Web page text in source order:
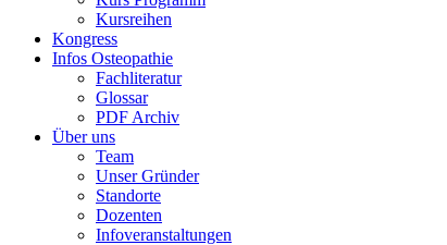
Kursreihen
Kongress
Infos Osteopathie
Fachliteratur
Glossar
PDF Archiv
Über uns
Team
Unser Gründer
Standorte
Dozenten
Infoveranstaltungen